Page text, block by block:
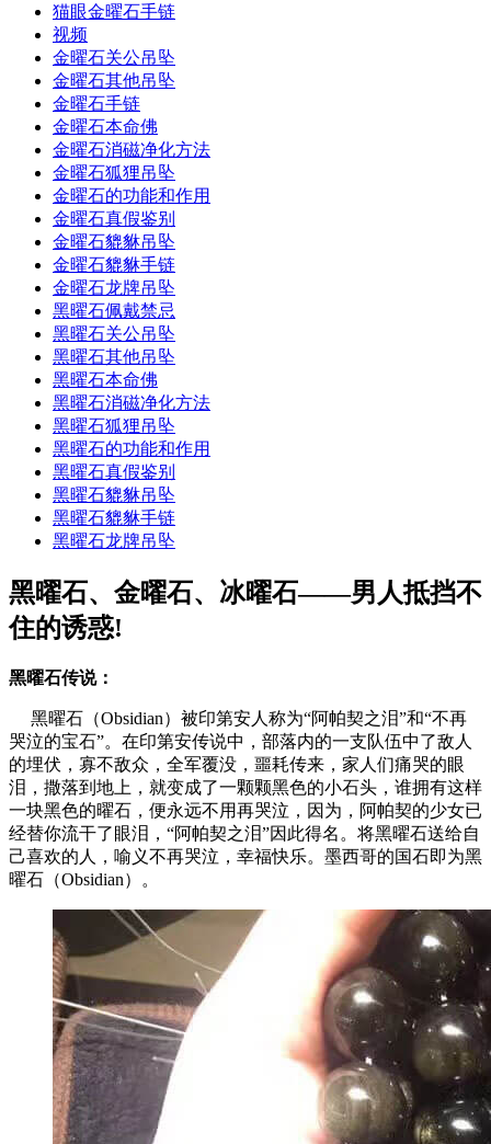
猫眼金曜石手链
视频
金曜石关公吊坠
金曜石其他吊坠
金曜石手链
金曜石本命佛
金曜石消磁净化方法
金曜石狐狸吊坠
金曜石的功能和作用
金曜石真假鉴别
金曜石貔貅吊坠
金曜石貔貅手链
金曜石龙牌吊坠
黑曜石佩戴禁忌
黑曜石关公吊坠
黑曜石其他吊坠
黑曜石本命佛
黑曜石消磁净化方法
黑曜石狐狸吊坠
黑曜石的功能和作用
黑曜石真假鉴别
黑曜石貔貅吊坠
黑曜石貔貅手链
黑曜石龙牌吊坠
黑曜石、金曜石、冰曜石——男人抵挡不
住的诱惑!
黑曜石传说：
黑曜石（Obsidian）被印第安人称为“阿帕契之泪”和“不再
哭泣的宝石”。在印第安传说中，部落内的一支队伍中了敌人
的埋伏，寡不敌众，全军覆没，噩耗传来，家人们痛哭的眼
泪，撒落到地上，就变成了一颗颗黑色的小石头，谁拥有这样
一块黑色的曜石，便永远不用再哭泣，因为，阿帕契的少女已
经替你流干了眼泪，“阿帕契之泪”因此得名。将黑曜石送给自
己喜欢的人，喻义不再哭泣，幸福快乐。墨西哥的国石即为黑
曜石（Obsidian）。